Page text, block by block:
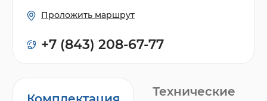
Технические
Проложить маршрут
+7 (843) 208-67-77